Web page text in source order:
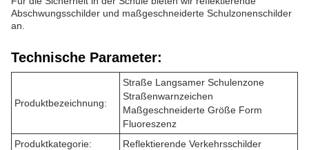
Abschwungsschilder und maßgeschneiderte Schulzonenschilder
an.
Technische Parameter:
Produktbezeichnung:
Straße Langsamer Schulenzone
Straßenwarnzeichen
Maßgeschneiderte Größe Form
Fluoreszenz
Produktkategorie:
Reflektierende Verkehrsschilder